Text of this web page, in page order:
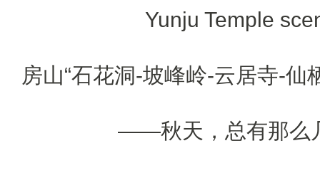
Yunju Temple
房山“石花洞-坡峰岭-云居寺-仙
——秋天，总有那么